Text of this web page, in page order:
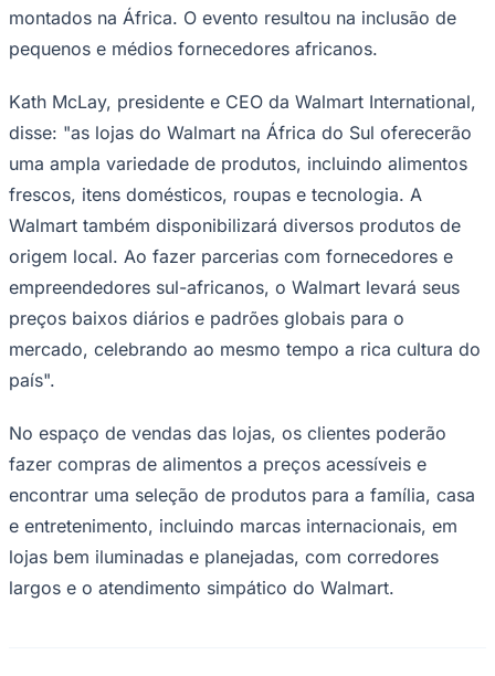
Juventude
montados na África. O evento resultou na inclusão de
pequenos e médios fornecedores africanos.
Kath McLay, presidente e CEO da Walmart International,
disse: "as lojas do Walmart na África do Sul oferecerão
uma ampla variedade de produtos, incluindo alimentos
frescos, itens domésticos, roupas e tecnologia. A
Walmart também disponibilizará diversos produtos de
origem local. Ao fazer parcerias com fornecedores e
empreendedores sul-africanos, o Walmart levará seus
preços baixos diários e padrões globais para o
mercado, celebrando ao mesmo tempo a rica cultura do
país".
No espaço de vendas das lojas, os clientes poderão
fazer compras de alimentos a preços acessíveis e
encontrar uma seleção de produtos para a família, casa
e entretenimento, incluindo marcas internacionais, em
lojas bem iluminadas e planejadas, com corredores
largos e o atendimento simpático do Walmart.